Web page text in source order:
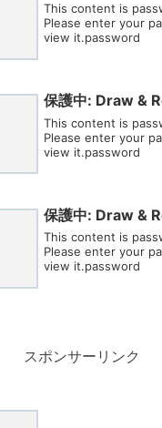
This content is
Please enter your
view it.password
保護中: Draw &
This content is
Please enter your
view it.password
保護中: Draw &
This content is
Please enter your
view it.password
スポンサーリンク